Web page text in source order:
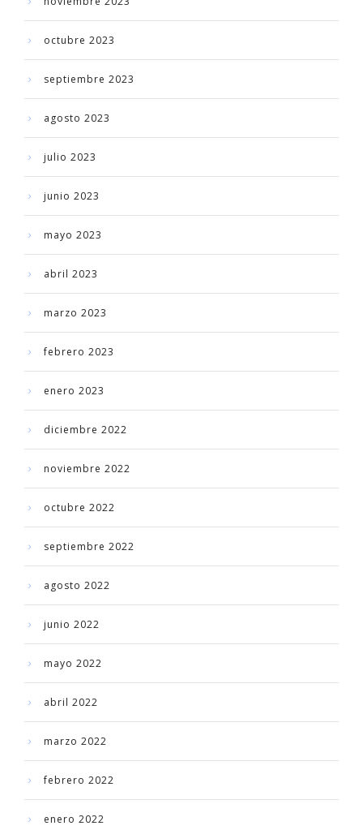
octubre 2023
septiembre 2023
agosto 2023
julio 2023
junio 2023
mayo 2023
abril 2023
marzo 2023
febrero 2023
enero 2023
diciembre 2022
noviembre 2022
octubre 2022
septiembre 2022
agosto 2022
junio 2022
mayo 2022
abril 2022
marzo 2022
febrero 2022
enero 2022